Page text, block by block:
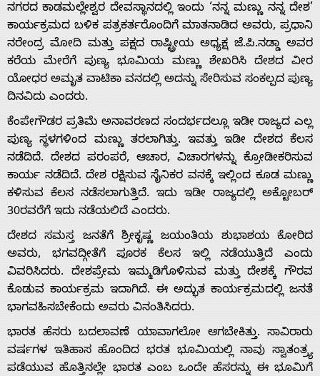
Home
About
ನಗರದ ಕಾಡಮಲ್ಲೇಶ್ವರ ದೇವಸ್ಥಾನದಲ್ಲಿ ಇಂದು ‘ನನ್ನ ಮಣ್ಣು ನನ್ನ ದೇಶ’
ಕಾರ್ಯಕ್ರಮದ ಬಳಿಕ ಪತ್ರಕರ್ತರೊಂದಿಗೆ ಮಾತನಾಡಿದ ಅವರು, ಪ್ರಧಾನಿ
ನರೇಂದ್ರ ಮೋದಿ ಮತ್ತು ಪಕ್ಷದ ರಾಷ್ಟ್ರೀಯ ಅಧ್ಯಕ್ಷ ಜೆ.ಪಿ.ನಡ್ಡಾ ಅವರ
ಕರೆಯ ಮೇರೆಗೆ ಪುಣ್ಯ ಭೂಮಿಯ ಮಣ್ಣು ಶೇಖರಿಸಿ ದೇಶದ ವೀರ
ಯೋಧರ ಅಮೃತ ವಾಟಿಕಾ ವನದಲ್ಲಿ ಅದನ್ನು ಸೇರಿಸುವ ಸಂಕಲ್ಪದ ಪುಣ್ಯ
ದಿನವಿದು ಎಂದರು.
ಕೆಂಪೇಗೌಡರ ಪ್ರತಿಮೆ ಅನಾವರಣದ ಸಂದರ್ಭದಲ್ಲೂ ಇಡೀ ರಾಜ್ಯದ ಎಲ್ಲ
ಪುಣ್ಯ ಸ್ಥಳಗಳಿಂದ ಮಣ್ಣು ತರಲಾಗಿತ್ತು. ಇವತ್ತು ಇಡೀ ದೇಶದ ಕೆಲಸ
ನಡೆದಿದೆ. ದೇಶದ ಪರಂಪರೆ, ಆಚಾರ, ವಿಚಾರಗಳನ್ನು ಕ್ರೋಡೀಕರಿಸುವ
ಕಾರ್ಯ ನಡೆದಿದೆ. ದೇಶ ರಕ್ಷಿಸುವ ಸೈನಿಕರ ವನಕ್ಕೆ ಇಲ್ಲಿಂದ ಕೂಡ ಮಣ್ಣು
ಕಳಿಸುವ ಕೆಲಸ ನಡೆಸಲಾಗುತ್ತಿದೆ. ಇದು ಇಡೀ ರಾಜ್ಯದಲ್ಲಿ ಅಕ್ಟೋಬರ್
30ರವರೆಗೆ ಇದು ನಡೆಯಲಿದೆ ಎಂದರು.
ದೇಶದ ಸಮಸ್ತ ಜನತೆಗೆ ಶ್ರೀಕೃಷ್ಣ ಜಯಂತಿಯ ಶುಭಾಶಯ ಕೋರಿದ
ಅವರು, ಭಗವದ್ಗೀತೆಗೆ ಪೂರಕ ಕೆಲಸ ಇಲ್ಲಿ ನಡೆಯುತ್ತಿದೆ ಎಂದು
ವಿವರಿಸಿದರು. ದೇಶಪ್ರೇಮ ಇಮ್ಮಡಿಗೊಳಿಸುವ ಮತ್ತು ದೇಶಕ್ಕೆ ಗೌರವ
ಕೊಡುವ ಕಾರ್ಯಕ್ರಮ ಇದಾಗಿದೆ. ಈ ಅದ್ಭುತ ಕಾರ್ಯಕ್ರಮದಲ್ಲಿ ಜನತೆ
ಭಾಗವಹಿಸಬೇಕೆಂದು ಅವರು ವಿನಂತಿಸಿದರು.
ಭಾರತ ಹೆಸರು ಬದಲಾವಣೆ ಯಾವಾಗಲೋ ಆಗಬೇಕಿತ್ತು. ಸಾವಿರಾರು
ವರ್ಷಗಳ ಇತಿಹಾಸ ಹೊಂದಿದ ಭರತ ಭೂಮಿಯಲ್ಲಿ ನಾವು ಸ್ವಾತಂತ್ರ್ಯ
ಪಡೆಯುವ ಹೊತ್ತಿನಲ್ಲೇ ಭಾರತ ಎಂಬ ಒಂದೇ ಹೆಸರನ್ನು ಈ ಭೂಮಿಗೆ